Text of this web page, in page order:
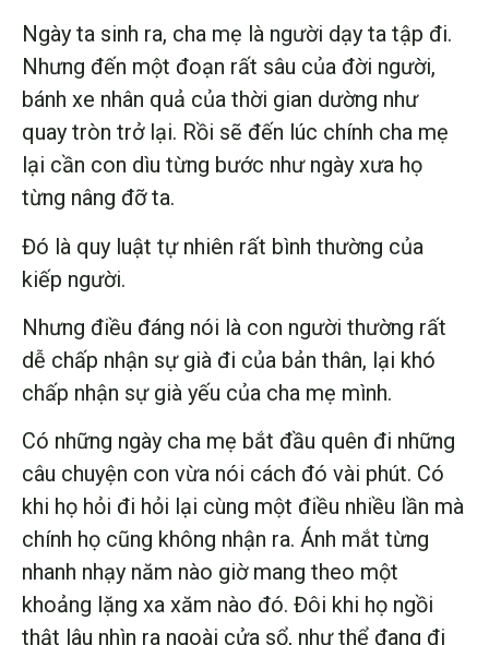
Ngày ta sinh ra, cha mẹ là người dạy ta tập đi.
Nhưng đến một đoạn rất sâu của đời người,
bánh xe nhân quả của thời gian dường như
quay tròn trở lại. Rồi sẽ đến lúc chính cha mẹ
lại cần con dìu từng bước như ngày xưa họ
từng nâng đỡ ta.
Đó là quy luật tự nhiên rất bình thường của
kiếp người.
Nhưng điều đáng nói là con người thường rất
dễ chấp nhận sự già đi của bản thân, lại khó
chấp nhận sự già yếu của cha mẹ mình.
Có những ngày cha mẹ bắt đầu quên đi những
câu chuyện con vừa nói cách đó vài phút. Có
khi họ hỏi đi hỏi lại cùng một điều nhiều lần mà
chính họ cũng không nhận ra. Ánh mắt từng
nhanh nhạy năm nào giờ mang theo một
khoảng lặng xa xăm nào đó. Đôi khi họ ngồi
thật lâu nhìn ra ngoài cửa sổ, như thể đang đi